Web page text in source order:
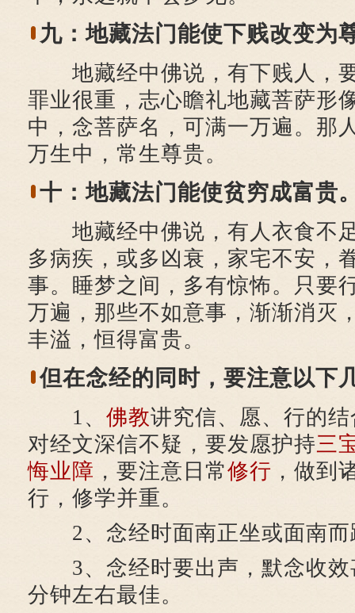
九：地藏法门能使下贱改变为
地藏经中佛说，有下贱人，
罪业很重，志心瞻礼地藏菩萨形
中，念菩萨名，可满一万遍。那
万生中，常生尊贵。
十：地藏法门能使贫穷成富贵
地藏经中佛说，有人衣食不
多病疾，或多凶衰，家宅不安，
事。睡梦之间，多有惊怖。只要
万遍，那些不如意事，渐渐消灭
丰溢，恒得富贵。
但在念经的同时，要注意以下
1、 佛教讲究信、愿、行的
对经文深信不疑，要发愿护持三
悔业障 ，要注意日常修行 ，做到
行，修学并重。
2、念经时面南正坐或面南而
3、念经时要出声，默念收效
分钟左右最佳。